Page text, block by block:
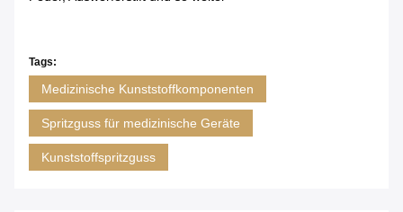
Tags:
Medizinische Kunststoffkomponenten
Spritzguss für medizinische Geräte
Kunststoffspritzguss